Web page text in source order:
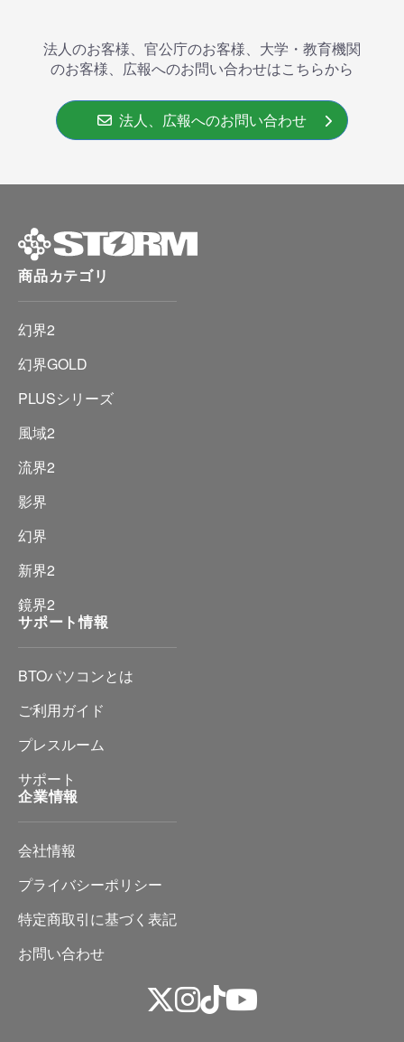
法人のお客様、官公庁のお客様、大学・教育機関
のお客様、広報へのお問い合わせはこちらから
法人、広報へのお問い合わせ
商品カテゴリ
幻界2
幻界GOLD
PLUSシリーズ
風域2
流界2
影界
幻界
新界2
鏡界2
サポート情報
BTOパソコンとは
ご利用ガイド
プレスルーム
サポート
企業情報
会社情報
プライバシーポリシー
特定商取引に基づく表記
お問い合わせ